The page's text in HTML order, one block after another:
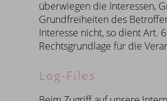
überwiegen die Interessen,
Grundfreiheiten des
Interesse nicht, so dient Art.
Rechtsgrundlage für die
Log-Files